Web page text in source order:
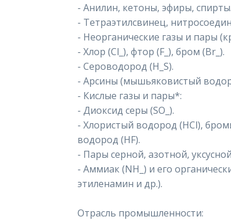
- Анилин, кетоны, эфиры, спирты.
- Тетраэтилсвинец,
- Неорганические газы и пары
- Хлор (Cl_), фтор (F_), бром (Br_).
- Сероводород (H_S).
- Арсины (мышьяковистый
- Кислые газы и пары*:
- Диоксид серы (SO_).
- Хлористый водород (HCl),
водород (HF).
- Пары серной, азотной,
- Аммиак (NH_) и его
этиленамин и др.).
Отрасль промышленности: